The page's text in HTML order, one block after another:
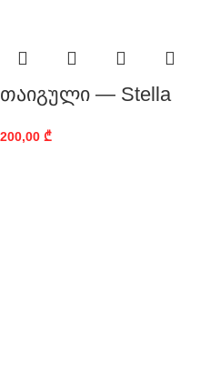
თაიგული — Stella
200,00 ₾